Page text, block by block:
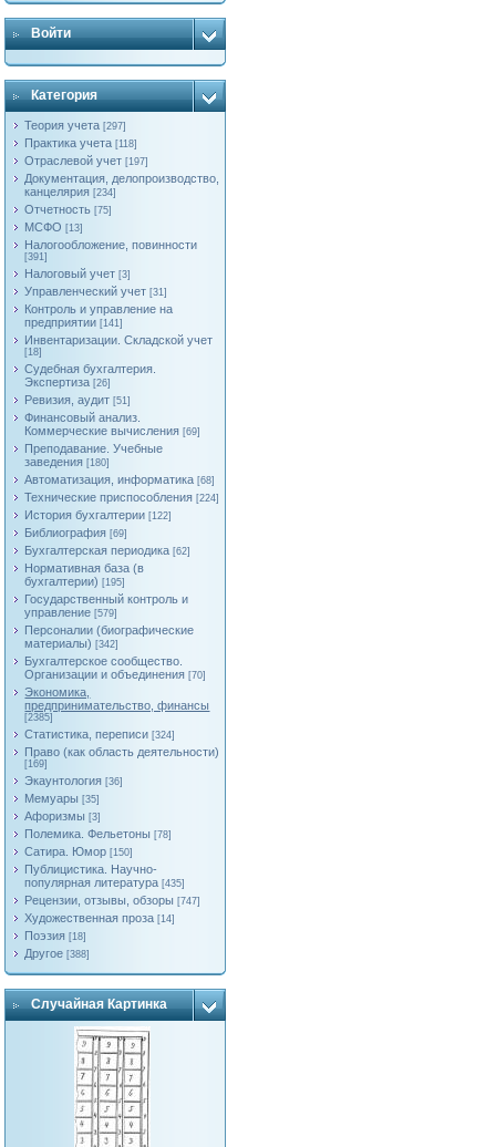
Войти
Категория
Теория учета [297]
Практика учета [118]
Отраслевой учет [197]
Документация, делопроизводство,
канцелярия [234]
Отчетность [75]
МСФО [13]
Налогообложение, повинности
[391]
Налоговый учет [3]
Управленческий учет [31]
Контроль и управление на
предприятии [141]
Инвентаризации. Складской учет
[18]
Судебная бухгалтерия.
Экспертиза [26]
Ревизия, аудит [51]
Финансовый анализ.
Коммерческие вычисления [69]
Преподавание. Учебные
заведения [180]
Автоматизация, информатика [68]
Технические приспособления [224]
История бухгалтерии [122]
Библиография [69]
Бухгалтерская периодика [62]
Нормативная база (в
бухгалтерии) [195]
Государственный контроль и
управление [579]
Персоналии (биографические
материалы) [342]
Бухгалтерское сообщество.
Организации и объединения [70]
Экономика,
предпринимательство, финансы
[2385]
Статистика, переписи [324]
Право (как область деятельности)
[169]
Экаунтология [36]
Мемуары [35]
Афоризмы [3]
Полемика. Фельетоны [78]
Сатира. Юмор [150]
Публицистика. Научно-
популярная литература [435]
Рецензии, отзывы, обзоры [747]
Художественная проза [14]
Поэзия [18]
Другое [388]
Случайная Картинка